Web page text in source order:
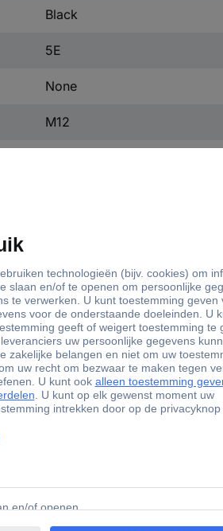
Black
5E
None
M12
IP67
FALSE
IEC 61076-2-101-A1 M12-D
75 %
FALSE